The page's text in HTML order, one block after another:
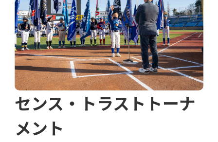
センス・トラストトーナ
メント